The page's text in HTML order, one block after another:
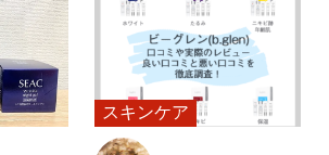
スキンケア